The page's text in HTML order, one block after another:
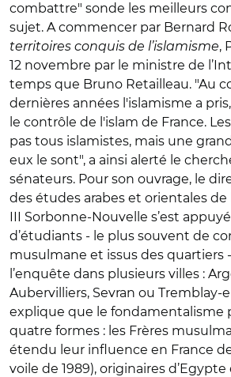
combattre" sonde les meilleurs
sujet. A commencer par Bernard
territoires conquis de l’islamisme,
12 novembre par le ministre de
temps que Bruno Retailleau. "Au
dernières années l'islamisme a
le contrôle de l'islam de France.
pas tous islamistes, mais une
eux le sont", a ainsi alerté le
sénateurs. Pour son ouvrage, le
des études arabes et orientales de
III Sorbonne-Nouvelle s’est
d’étudiants - le plus souvent de
musulmane et issus des quartiers
l’enquête dans plusieurs villes :
Aubervilliers, Sevran ou Tremblay-
explique que le fondamentalisme
quatre formes : les Frères
étendu leur influence en France
voile de 1989), originaires